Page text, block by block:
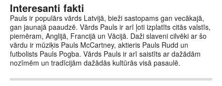
Interesanti fakti
Pauls ir populārs vārds Latvijā, bieži sastopams gan vecākajā,
gan jaunajā paaudzē. Vārds Pauls ir arī ļoti izplatīts citās valstīs,
piemēram, Anglijā, Francijā un Vācijā. Daži slaveni cilvēki ar šo
vārdu ir mūziķis Pauls McCartney, aktieris Pauls Rudd un
futbolists Pauls Pogba. Vārds Pauls ir arī saistīts ar dažādām
nozīmēm un tradīcijām dažādās kultūrās visā pasaulē.